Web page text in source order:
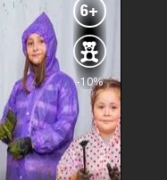
6+
-10%